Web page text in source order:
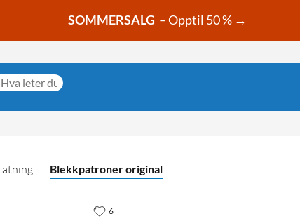
SOMMERSALG – Opptil 50 % →
Blekkpatroner original
6